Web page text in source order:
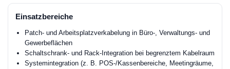
Einsatzbereiche
Patch- und Arbeitsplatzverkabelung in Büro-, Verwaltungs- und
Gewerbeflächen
Schaltschrank- und Rack-Integration bei begrenztem Kabelraum
Systemintegration (z. B. POS-/Kassenbereiche, Meetingräume,